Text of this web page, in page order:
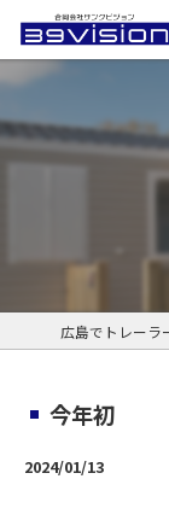
今年初
2024/01/13